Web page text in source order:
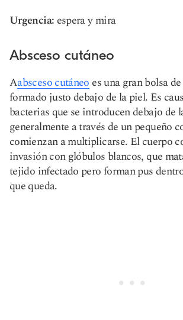
Urgencia: espera y mira
Absceso cutáneo
Aabsceso cutáneo es una gran bolsa
formado justo debajo de la piel. Es
bacterias que se introducen debajo de
generalmente a través de un pequeño
comienzan a multiplicarse. El cuerpo
invasión con glóbulos blancos, que
tejido infectado pero forman pus
que queda.